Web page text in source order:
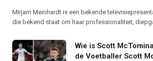
Mirjam Meinhardt is een bekende
die bekend staat om haar professionaliteit,
Wie is Scott
de Voetballer Scott